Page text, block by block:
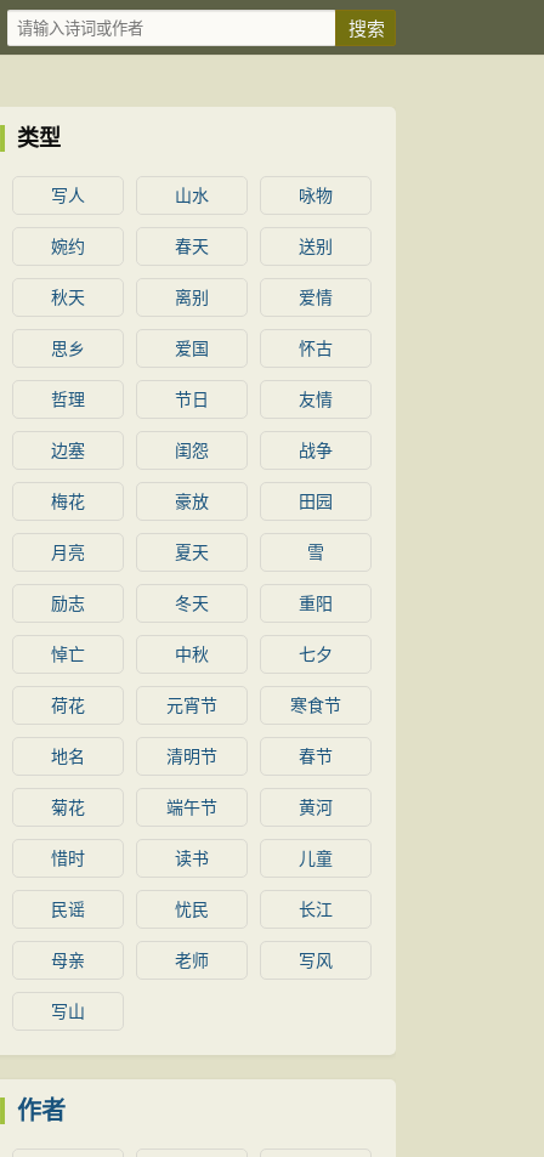
类型
写人 山水 咏物
婉约 春天 送别
秋天 离别 爱情
思乡 爱国 怀古
哲理 节日 友情
边塞 闺怨 战争
梅花 豪放 田园
月亮 夏天 雪
励志 冬天 重阳
悼亡 中秋 七夕
荷花 元宵节 寒食节
地名 清明节 春节
菊花 端午节 黄河
惜时 读书 儿童
民谣 忧民 长江
母亲 老师 写风
写山
作者